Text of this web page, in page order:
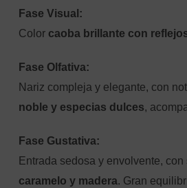
Fase Visual:
Color caoba brillante con
Fase Olfativa:
Nariz compleja y elegante, con
noble y especias dulces,
Fase Gustativa:
Entrada sedosa y envolvente,
caramelo y madera. Gran